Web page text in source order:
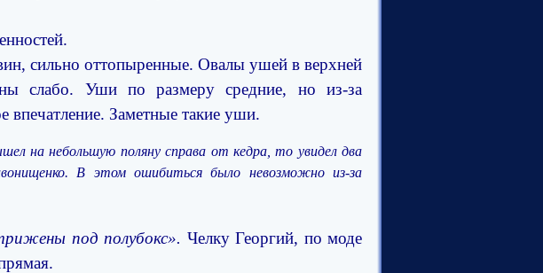
сильно оттопыренные. Овалы ушей в верхней
слабо. Уши по размеру средние, но из-за
впечатление. Заметные такие уши.
на небольшую поляну справа от кедра, то увидел два
В этом ошибиться было невозможно из-за
под полубокс». Челку Георгий, по моде